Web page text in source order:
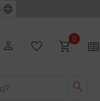
language
search
person favorite_border shopping_cart0 two_pager